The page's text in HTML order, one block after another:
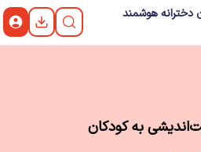
هوشمند
به کودکان